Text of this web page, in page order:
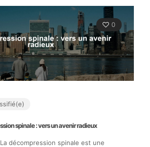
0
spinale : vers un avenir radieux
La décompression spinale est une